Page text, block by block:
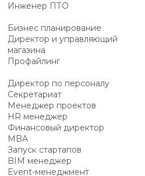
Инженер ПТО
Бизнес планирование
Директор и управляющий
магазина
Профайлинг
Директор по персоналу
Секретариат
Менеджер проектов
HR менеджер
Финансовый директор
MBA
Запуск стартапов
BIM менеджер
Event-менеджмент